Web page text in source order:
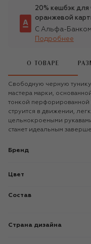
20% кешбэк для
оранжевой
С Альфа-
Подробнее
О ТОВАРЕ
Свободную черную
мастера марки,
тонкой
струится в движении,
цельнокроеными
станет идеальным
Бренд
Цвет
Состав
Страна дизайна